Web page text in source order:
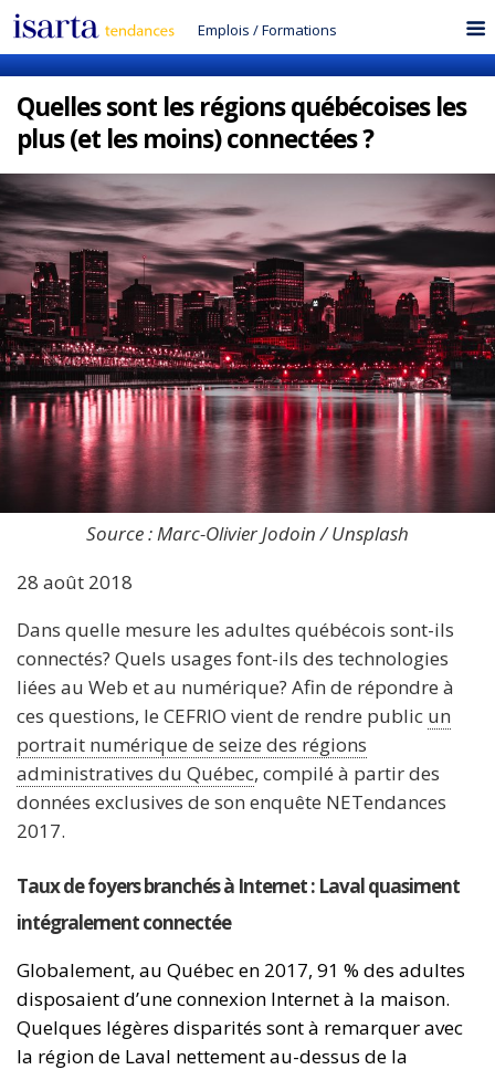
Emplois /Formations
Quelles sont les régions québécoises les
plus (et les moins) connectées ?
Source : Marc-Olivier Jodoin / Unsplash
28 août 2018
Dans quelle mesure les adultes québécois sont-ils
connectés? Quels usages font-ils des technologies
liées au Web et au numérique? Afin de répondre à
ces questions, le CEFRIO vient de rendre public un
portrait numérique de seize des régions
administratives du Québec, compilé à partir des
données exclusives de son enquête NETendances
2017.
Taux de foyers branchés à Internet : Laval quasiment
intégralement connectée
Globalement, au Québec en 2017, 91 % des adultes
disposaient d’une connexion Internet à la maison.
Quelques légères disparités sont à remarquer avec
la région de Laval nettement au-dessus de la